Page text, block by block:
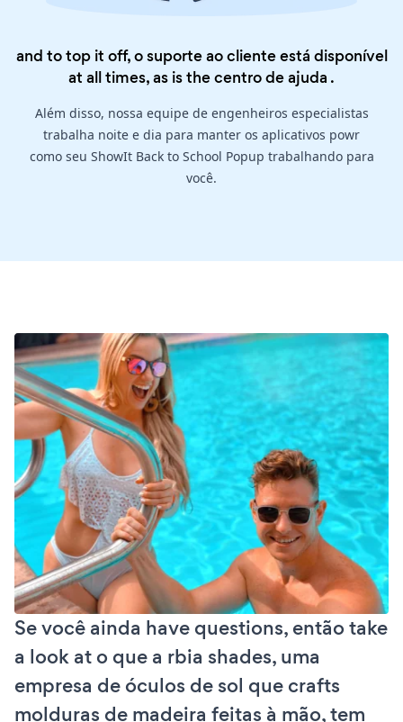
and to top it off, o suporte ao cliente está disponível
at all times, as is thecentro de ajuda .
Além disso, nossa equipe de engenheiros especialistas
trabalha noite e dia para manter os aplicativos powr
como seu ShowIt Back to School Popup trabalhando para
você.
Se você ainda have questions, então take
a look at o que a rbia shades, uma
empresa de óculos de sol que crafts
molduras de madeira feitas à mão, tem